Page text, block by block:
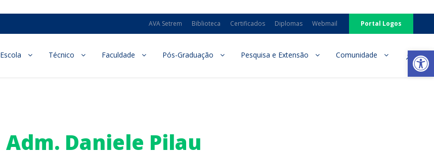
AVA Setrem Biblioteca Certificados Diplomas Webmail Portal Logos
Escola Técnico Faculdade Pós-Graduação Pesquisa e Extensão Comunidade
Adm. Daniele Pilau